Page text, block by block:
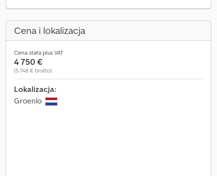
Cena i lokalizacja
Cena stała plus VAT
4 750 €
(5 748 € brutto)
Lokalizacja:
Groenlo